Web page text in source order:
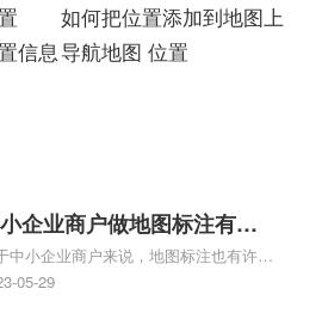
如何把位置添加到地图上
信息导航地图 位置
企业商户做地图标注有什
处
中小企业商户来说，地图标注也有许多
，包括：提高可见性和曝光率：通过在
05-29